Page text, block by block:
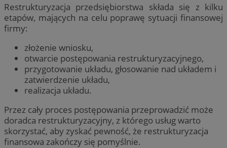
Restrukturyzacja przedsiębiorstwa składa się z kilku
etapów, mających na celu poprawę sytuacji finansowej
firmy:
złożenie wniosku,
otwarcie postępowania restrukturyzacyjnego,
przygotowanie układu, głosowanie nad układem i
zatwierdzenie układu,
realizacja układu.
Przez cały proces postępowania przeprowadzić może
doradca restrukturyzacyjny, z którego usług warto
skorzystać, aby zyskać pewność, że restrukturyzacja
finansowa zakończy się pomyślnie.